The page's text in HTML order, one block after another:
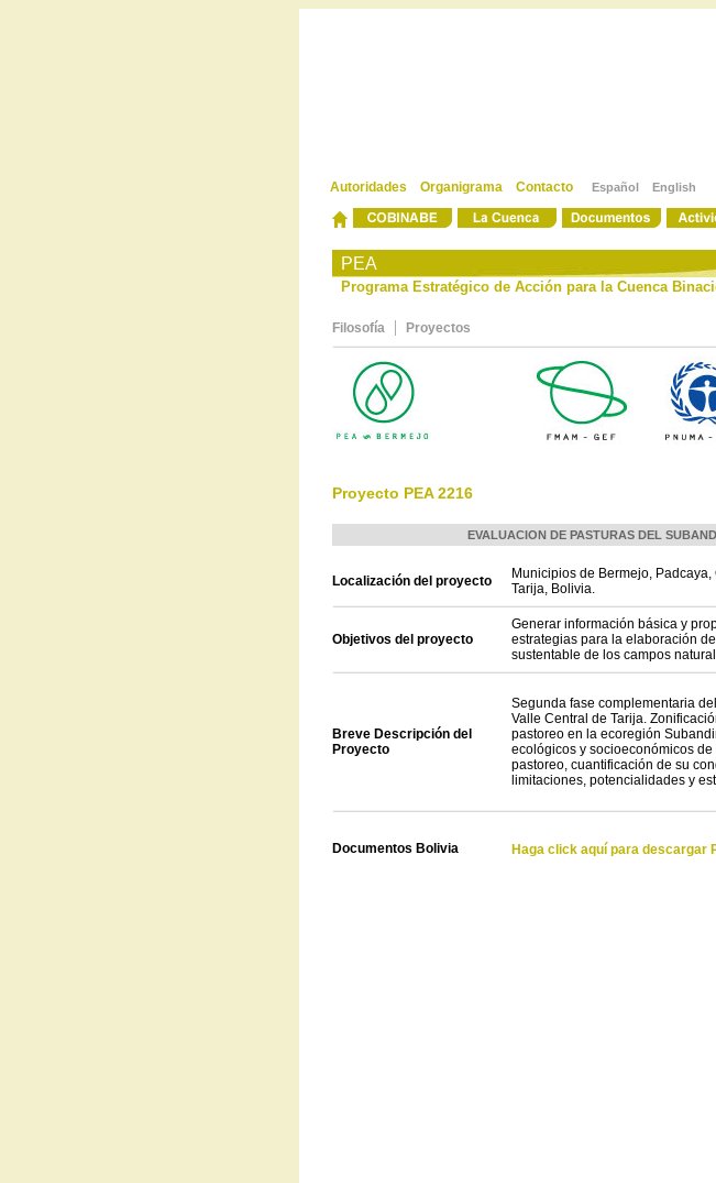
Autoridades Organigrama Contacto Español English
-
PEA
Programa Estratégico de Acción para la Cuenca
Filosofía | Proyectos
Proyecto PEA 2216
EVALUACION DE PASTURAS DEL
Localización del proyecto
Municipios de Bermejo, Padcaya,
Tarija, Bolivia.
Objetivos del proyecto
Generar información básica y
estrategias para la elaboración
sustentable de los campos
Breve Descripción del
Proyecto
Segunda fase complementaria
Valle Central de Tarija.
pastoreo en la ecoregión
ecológicos y socioeconómicos
pastoreo, cuantificación de su
limitaciones, potencialidades y
Documentos Bolivia Haga click aquí para descargar